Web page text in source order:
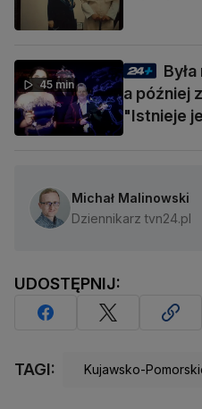
45 min
a później
"Istnieje
Michał Malinowski
Dziennikarz tvn24.pl
UDOSTĘPNIJ:
TAGI: Kujawsko-